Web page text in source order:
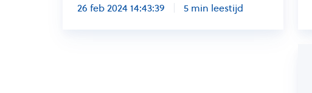
26 feb 2024 14:43:39 5 min leestijd